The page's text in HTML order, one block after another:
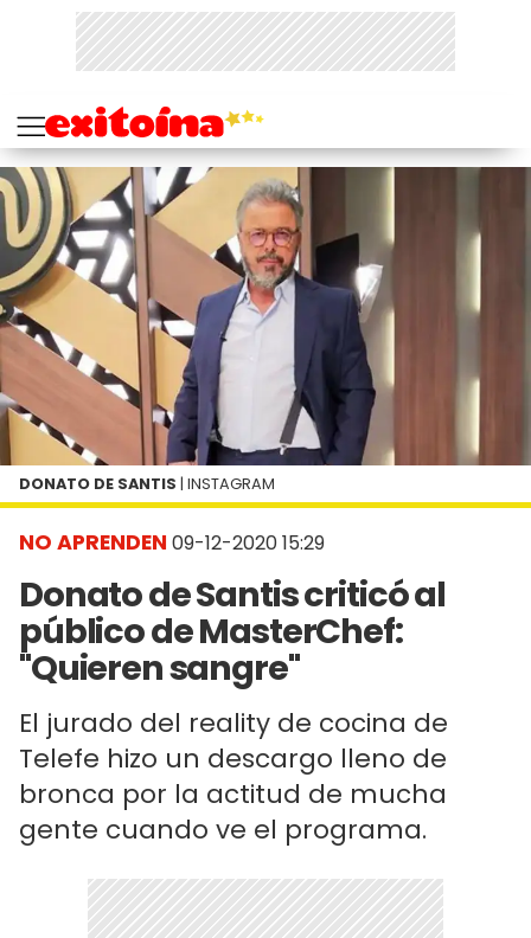
NO APRENDEN 09-12-2020 15:29
Donato de Santis criticó al
público de MasterChef:
"Quieren sangre"
El jurado del reality de cocina de
Telefe hizo un descargo lleno de
bronca por la actitud de mucha
gente cuando ve el programa.
DONATO DE SANTIS | INSTAGRAM